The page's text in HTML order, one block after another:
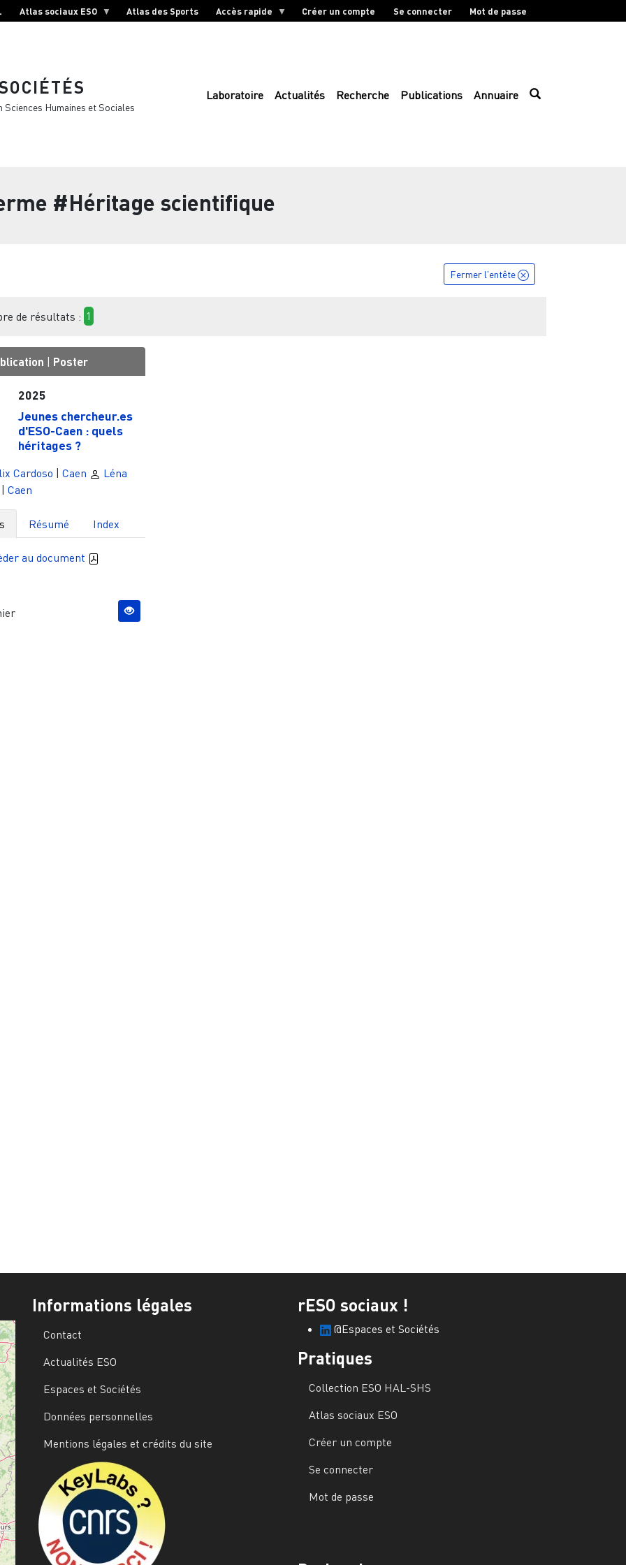
Atlas sociaux ESO Atlas des Sports Accès rapide Créer un compte Se connecter Mot de passe
Humaines et Sociales
Laboratoire Actualités Recherche Publications Annuaire
#Héritage scientifique
Fermer l'entête
de résultats : 1
| Poster
2025
Jeunes chercheur.es
d'ESO-Caen : quels
héritages ?
Cardoso | Caen
Léna
| Caen
Résumé Index
au document
Informations légales
Contact
Actualités ESO
Espaces et Sociétés
Données personnelles
Mentions légales et crédits du site
rESO sociaux !
@Espaces et Sociétés
Pratiques
Collection ESO HAL-SHS
Atlas sociaux ESO
Créer un compte
Se connecter
Mot de passe